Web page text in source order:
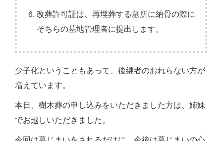
改葬許可証は、再埋葬する墓所に納骨の際に
そちらの墓地管理者に提出します。
少子化ということもあって、後継者のおれらない方が
増えています。
本日、樹木葬の申し込みをいただきました方は、姉妹
でお越しいただきました。